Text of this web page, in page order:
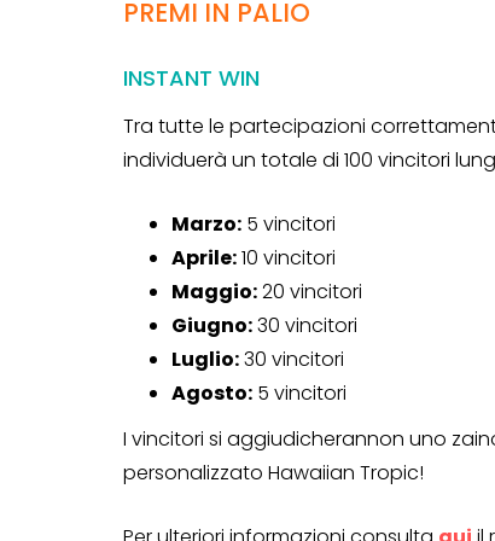
PREMI IN PALIO
INSTANT WIN
Tra tutte le partecipazioni
individuerà un totale di 100 vincitori
Marzo: 5 vincitori
Aprile:10 vincitori
Maggio:20 vincitori
Giugno:30 vincitori
Luglio:30 vincitori
Agosto: 5 vincitori
I vincitori si aggiudicherannon uno
personalizzato Hawaiian Tropic!
regalano
in buoni!